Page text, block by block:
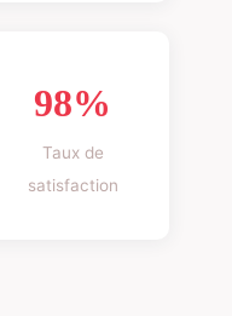
98%
Taux de
satisfaction